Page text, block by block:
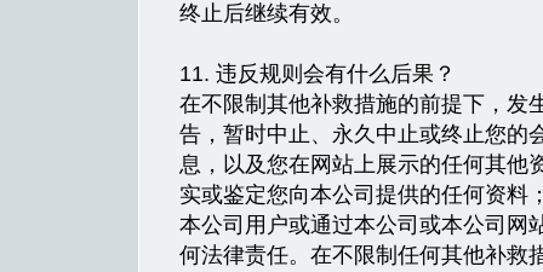
终止后继续有效。
11. 违反规则会有什么后果？
在不限制其他补救措施的前提下，发
告，暂时中止、永久中止或终止您的
息，以及您在网站上展示的任何其他
实或鉴定您向本公司提供的任何资料
本公司用户或通过本公司或本公司网
何法律责任。在不限制任何其他补救